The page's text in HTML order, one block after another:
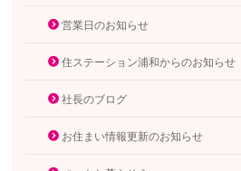
営業日のお知らせ
住ステーション浦和からのお知らせ
社長のブログ
お住まい情報更新のお知らせ